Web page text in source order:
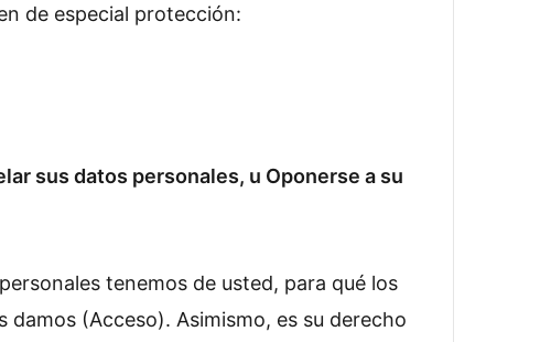
de especial protección:
sus datos personales, u Oponerse a su
tenemos de usted, para qué los
damos (Acceso). Asimismo, es su derecho